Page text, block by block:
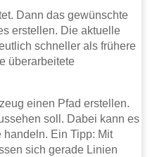
Dann das gewünschte
erstellen. Die aktuelle
schneller als frühere
überarbeitete
einen Pfad erstellen.
soll. Dabei kann es
handeln. Ein Tipp: Mit
sich gerade Linien